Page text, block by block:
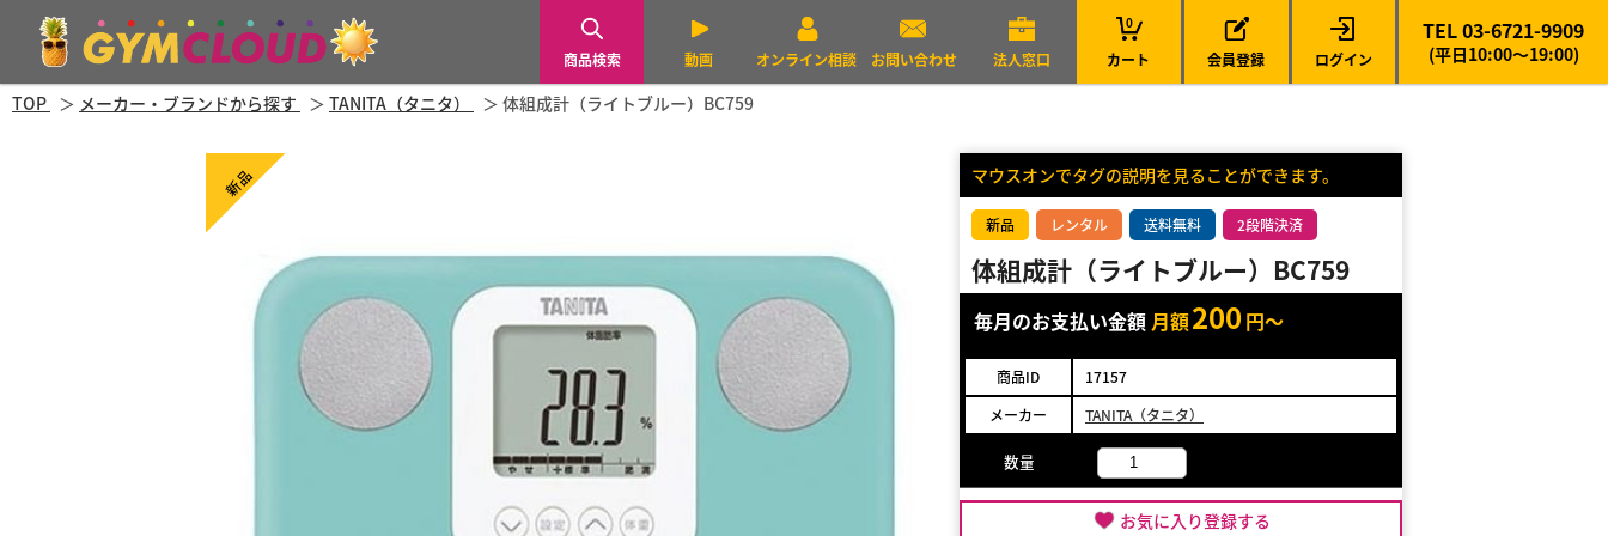
商品検索 動画 オンライン相談 お問い合わせ 法人窓口 カート
0
会員登録 ログイン
TEL 03-6721-9909
(平日10:00～19:00)
TOP メーカー・ブランドから探す TANITA（タニタ） 体組成計（ライトブルー）BC759
新品 マウスオンでタグの説明を見ることができます。
新品 レンタル 送料無料 2段階決済
体組成計（ライトブルー）BC759
毎月のお支払い金額 月額200 円～
商品ID
17157
メーカー
TANITA（タニタ）
数量
お気に入り登録する